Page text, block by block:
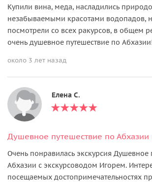
Купили вина, меда, насладились
незабываемыми красотами водопадов,
посмотрели со всех ракурсов, в общем
очень душевное путешествие по
около 3 лет назад
Елена С.
Душевное путешествие по Абхазии
Очень понравилась экскурсия Душевное
Абхазии с экскурсоводом Игорем.
посещаемых достопримечательностях